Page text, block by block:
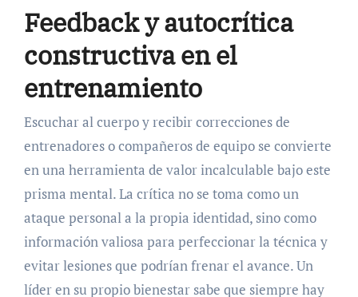
Feedback y autocrítica
constructiva en el
entrenamiento
Escuchar al cuerpo y recibir correcciones de
entrenadores o compañeros de equipo se convierte
en una herramienta de valor incalculable bajo este
prisma mental. La crítica no se toma como un
ataque personal a la propia identidad, sino como
información valiosa para perfeccionar la técnica y
evitar lesiones que podrían frenar el avance. Un
líder en su propio bienestar sabe que siempre hay